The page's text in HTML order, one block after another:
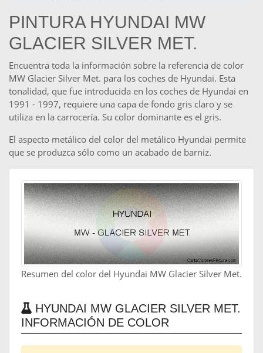
PINTURA HYUNDAI MW
GLACIER SILVER MET.
Encuentra toda la información sobre la referencia de color
MW Glacier Silver Met. para los coches de Hyundai. Esta
tonalidad, que fue introducida en los coches de Hyundai en
1991 - 1997, requiere una capa de fondo gris claro y se
utiliza en la carrocería. Su color dominante es el gris.
El aspecto metálico del color del metálico Hyundai permite
que se produzca sólo como un acabado de barniz.
Resumen del color del Hyundai MW Glacier Silver Met.
HYUNDAI MW GLACIER SILVER MET.
INFORMACIÓN DE COLOR